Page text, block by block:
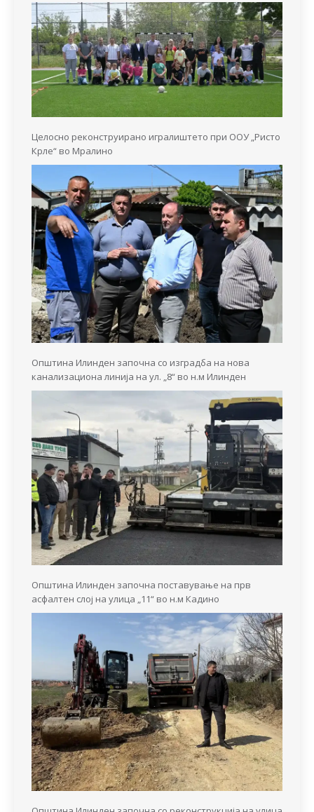
Целосно реконструирано игралиштето при ООУ „Ристо
Крле“ во Мралино
Општина Илинден започна со изградба на нова
канализациона линија на ул. „8“ во н.м Илинден
Општина Илинден започна поставување на прв
асфалтен слој на улица „11“ во н.м Кадино